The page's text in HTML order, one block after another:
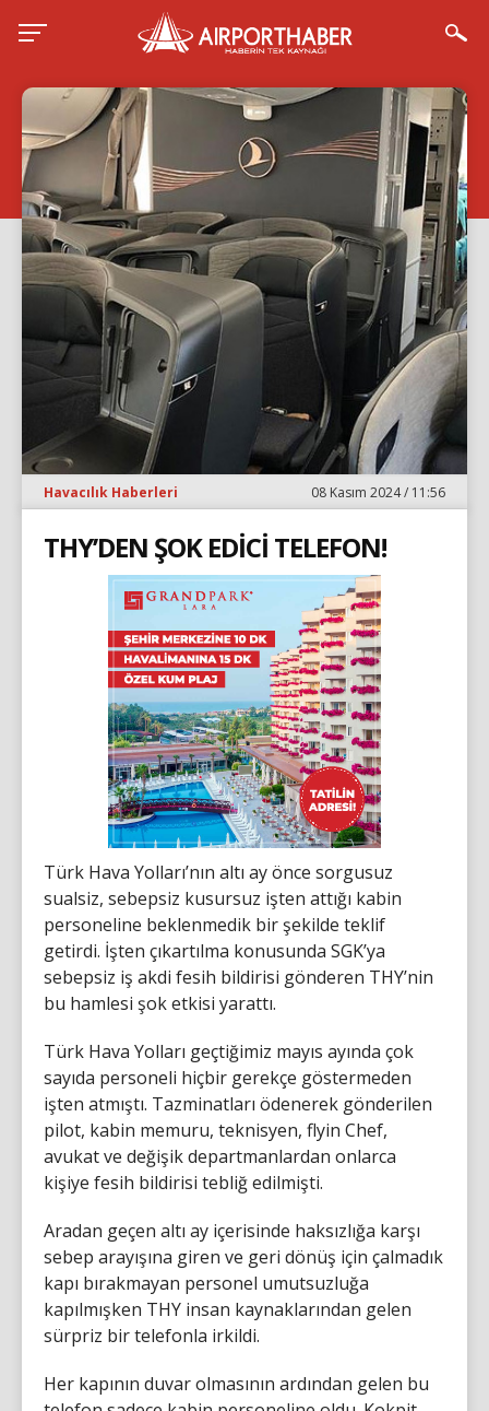
Havacılık Haberleri 08 Kasım 2024 / 11:56
THY’DEN ŞOK EDİCİ TELEFON!
Türk Hava Yolları’nın altı ay önce sorgusuz
sualsiz, sebepsiz kusursuz işten attığı kabin
personeline beklenmedik bir şekilde teklif
getirdi. İşten çıkartılma konusunda SGK’ya
sebepsiz iş akdi fesih bildirisi gönderen THY’nin
bu hamlesi şok etkisi yarattı.
Türk Hava Yolları geçtiğimiz mayıs ayında çok
sayıda personeli hiçbir gerekçe göstermeden
işten atmıştı. Tazminatları ödenerek gönderilen
pilot, kabin memuru, teknisyen, flyin Chef,
avukat ve değişik departmanlardan onlarca
kişiye fesih bildirisi tebliğ edilmişti.
Aradan geçen altı ay içerisinde haksızlığa karşı
sebep arayışına giren ve geri dönüş için çalmadık
kapı bırakmayan personel umutsuzluğa
kapılmışken THY insan kaynaklarından gelen
sürpriz bir telefonla irkildi.
Her kapının duvar olmasının ardından gelen bu